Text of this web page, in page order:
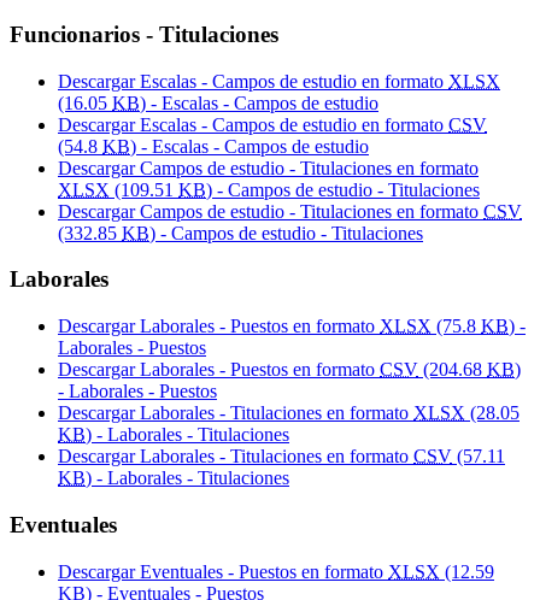
Funcionarios - Titulaciones
Descargar Escalas - Campos de estudio en formato XLSX
(16.05 KB) - Escalas - Campos de estudio
Descargar Escalas - Campos de estudio en formato CSV
(54.8 KB) - Escalas - Campos de estudio
Descargar Campos de estudio - Titulaciones en formato
XLSX (109.51 KB) - Campos de estudio - Titulaciones
Descargar Campos de estudio - Titulaciones en formato CSV
(332.85 KB) - Campos de estudio - Titulaciones
Laborales
Descargar Laborales - Puestos en formato XLSX (75.8 KB) -
Laborales - Puestos
Descargar Laborales - Puestos en formato CSV (204.68 KB)
- Laborales - Puestos
Descargar Laborales - Titulaciones en formato XLSX (28.05
KB) - Laborales - Titulaciones
Descargar Laborales - Titulaciones en formato CSV (57.11
KB) - Laborales - Titulaciones
Eventuales
Descargar Eventuales - Puestos en formato XLSX (12.59
KB) - Eventuales - Puestos